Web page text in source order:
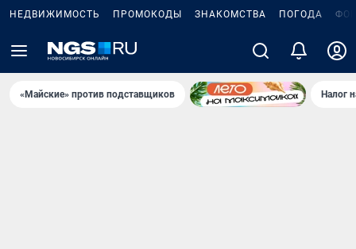
НЕДВИЖИМОСТЬ ПРОМОКОДЫ ЗНАКОМСТВА ПОГОДА
«Майские» против подставщиков Налог